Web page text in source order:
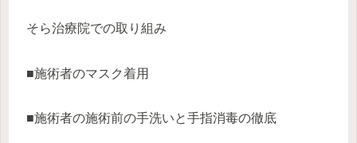
そら治療院での取り組み
■施術者のマスク着用
■施術者の施術前の手洗いと手指消毒の徹底